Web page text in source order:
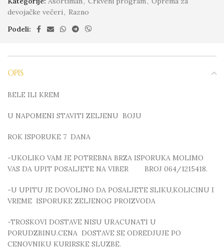
devojačke večeri , Razno
Podeli:
OPIS
BELE ILI KREM
U NAPOMENI STAVITI ZELJENU BOJU
ROK ISPORUKE 7 DANA
-UKOLIKO VAM JE POTREBNA BRZA ISPORUKA MOLIMO
VAS DA UPIT POSALJETE NA VIBER BROJ 064/1215418.
-U UPITU JE DOVOLJNO DA POSALJETE SLIKU,KOLICINU I
VREME ISPORUKE ZELJENOG PROIZVODA
-TROSKOVI DOSTAVE NISU URACUNATI U
PORUDZBINU.CENA DOSTAVE SE ODREDJUJE PO
CENOVNIKU KURIRSKE SLUZBE.